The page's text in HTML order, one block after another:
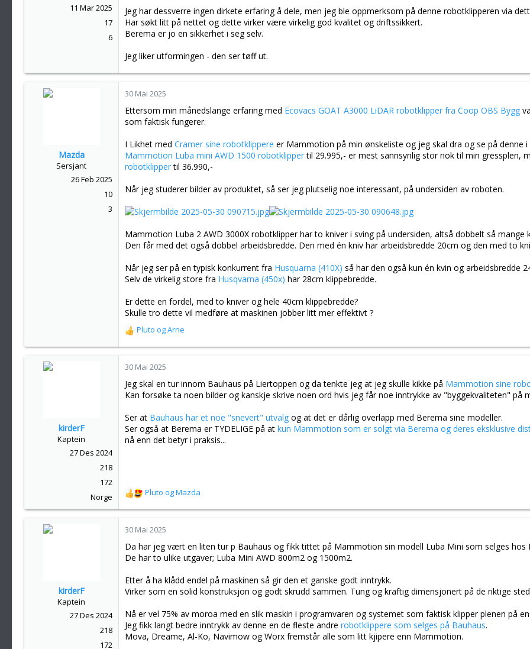
11 Mar 2025
17
6
Jeg har dessverre ingen dirkete erfaring å dele, men jeg ble oppmerksom på denne robotklipperen via
Har søkt litt på nettet og dette virker være virkelig god kvalitet og driftssikkert.
Berema er jo en sikkerhet i seg selv.
Jeg liker utformingen - den ser tøff ut.
Mazda
Sersjant
26 Feb 2025
10
3
30 Mai 2025
Ettersom min månedslange erfaring med Ecovacs GOAT A3000 LiDAR robotklipper fra Coop OBS Bygg
som faktisk fungerer.
I Likhet med Cramer sine robotklippere er Mammotion på min ønskeliste og jeg skal dra og se på denne i
Mammotion Luba mini AWD 1500 robotklippertil 29.995,- er mest sannsynlig stor nok til min gressplen,
robotklippertil 36.990,-
Når jeg studerer bilder av produktet, så ser jeg plutselig noe interessant, på undersiden av roboten.
Mammotion Luba 2 AWD 3000X robotklipper har to kniver i sving på undersiden, altså dobbelt så mange
Den får med det også dobbel arbeidsbredde. Den med én kniv har arbeidsbredde 20cm og den med to
Når jeg ser på en typisk konkurrent fra Husquarna (410X) så har den også kun én kvin og arbeidsbredde
Selv de virkelig store fra Husqvarna (450x) har 28cm klippebredde.
Er dette en fordel, med to kniver og hele 40cm klippebredde?
Skulle tro dette vil medføre at maskinen jobber litt mer effektivt ?
R
e
k
j
o
e
r
:
Pluto ogArne
kirderF
Kaptein
27 Des 2024
218
172
Norge
30 Mai 2025
Jeg skal en tur innom Bauhaus på Liertoppen og da tenkte jeg at jeg skulle kikke på Mammotion sine
Kan forsøke ta noen bilder og kanskje skrive noen ord hvis jeg får noe inntrykke av "byggekvaliteten" på
Ser at Bauhaus har et noe "snevert" utvalg og at det er dårlig overlapp med Berema sine modeller.
Ser også at Berema er TYDELIGE på at kun Mammotion som er solgt via Berema og deres eksklusive
nå enn det betyr i praksis...
R
e
k
j
o
e
r
Pluto ogMazda
kirderF
Kaptein
27 Des 2024
218
172
30 Mai 2025
Da har jeg vært en liten tur p Bauhaus og fikk tittet på Mammotion sin modell Luba Mini som selges hos
De har to ulike utgaver; Luba Mini AWD 800m2 og 1500m2.
Etter å ha klådd endel på maskinen så gir den et ganske godt inntrykk.
Virker som en solid konstruksjon og godt skrudd sammen. Tung og kraftig dimensjonert på de riktige
Nå er vel 75% av moroa med en slik maskin i programvaren og systemet som faktisk klipper plenen på
Jeg fikk langt bedre inntrykk av denne en de fleste andre robotklippere som selges på Bauhaus.
Mova, Dreame, Al-Ko, Navimow og Worx fremstår alle som litt kjipere enn Mammotion.